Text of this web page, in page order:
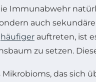
Immunabwehr
auch
häufiger auftreten, ist
zu setzen.
das sich